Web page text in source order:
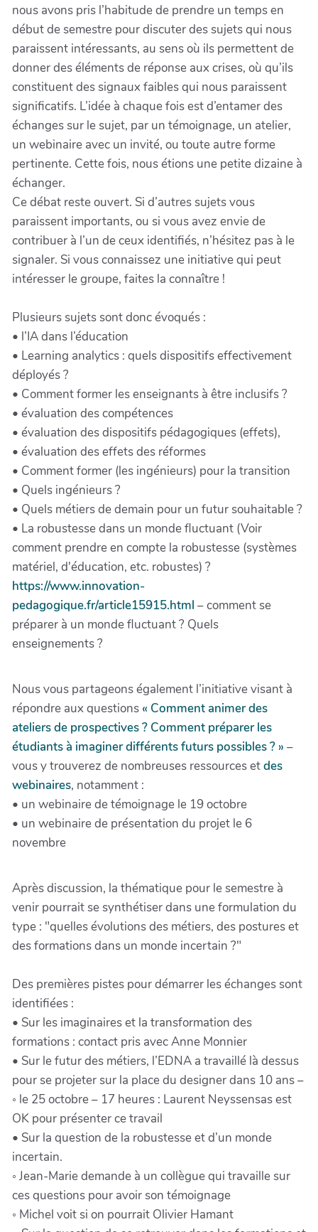
nous avons pris l’habitude de prendre un temps en
début de semestre pour discuter des sujets qui nous
paraissent intéressants, au sens où ils permettent de
donner des éléments de réponse aux crises, où qu’ils
constituent des signaux faibles qui nous paraissent
significatifs. L’idée à chaque fois est d’entamer des
échanges sur le sujet, par un témoignage, un atelier,
un webinaire avec un invité, ou toute autre forme
pertinente. Cette fois, nous étions une petite dizaine à
échanger.
Ce débat reste ouvert. Si d’autres sujets vous
paraissent importants, ou si vous avez envie de
contribuer à l’un de ceux identifiés, n’hésitez pas à le
signaler. Si vous connaissez une initiative qui peut
intéresser le groupe, faites la connaître !
Plusieurs sujets sont donc évoqués :
• l’IA dans l’éducation
• Learning analytics : quels dispositifs effectivement
déployés ?
• Comment former les enseignants à être inclusifs ?
• évaluation des compétences
• évaluation des dispositifs pédagogiques (effets),
• évaluation des effets des réformes
• Comment former (les ingénieurs) pour la transition
• Quels ingénieurs ?
• Quels métiers de demain pour un futur souhaitable ?
• La robustesse dans un monde fluctuant (Voir
comment prendre en compte la robustesse (systèmes
matériel, d'éducation, etc. robustes) ?
https://www.innovation-
pedagogique.fr/article15915.html – comment se
préparer à un monde fluctuant ? Quels
enseignements ?
Nous vous partageons également l’initiative visant à
répondre aux questions « Comment animer des
ateliers de prospectives ? Comment préparer les
étudiants à imaginer différents futurs possibles ? » –
vous y trouverez de nombreuses ressources etdes
webinaires, notamment :
• un webinaire de témoignage le 19 octobre
• un webinaire de présentation du projet le 6
novembre
Après discussion, la thématique pour le semestre à
venir pourrait se synthétiser dans une formulation du
type : "quelles évolutions des métiers, des postures et
des formations dans un monde incertain ?"
Des premières pistes pour démarrer les échanges sont
identifiées :
• Sur les imaginaires et la transformation des
formations : contact pris avec Anne Monnier
• Sur le futur des métiers, l’EDNA a travaillé là dessus
pour se projeter sur la place du designer dans 10 ans –
◦ le 25 octobre – 17 heures : Laurent Neyssensas est
OK pour présenter ce travail
• Sur la question de la robustesse et d’un monde
incertain.
◦ Jean-Marie demande à un collègue qui travaille sur
ces questions pour avoir son témoignage
◦ Michel voit si on pourrait Olivier Hamant